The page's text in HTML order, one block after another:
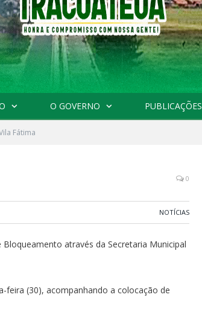
O GOVERNO PUBLICAÇÕES
Fátima
0
NOTÍCIAS
através da Secretaria Municipal
feira (30), acompanhando a colocação de